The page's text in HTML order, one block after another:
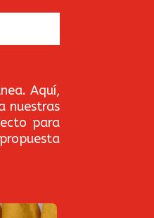
Aquí,
nuestras
para